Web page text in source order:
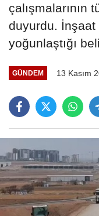
çalışmalarının
duyurdu. İnşaat
yoğunlaştığı
GÜNDEM 13 Kasım